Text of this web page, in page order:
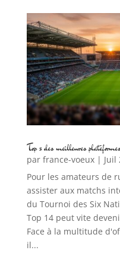
Top 5 des meilleures
par france-voeux| Juil
Pour les amateurs de
assister aux matchs
du Tournoi des Six
Top 14 peut vite
Face à la multitude
il...